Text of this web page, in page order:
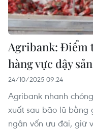
Agribank: Điểm
hàng vực dậy
24/10/2025 09:24
Agribank nhanh
xuất sau bão lũ bằng
ngân vốn ưu đãi, giữ